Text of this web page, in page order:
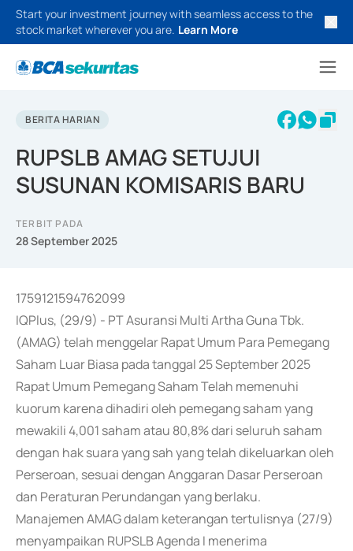
Start your investment journey with seamless access to the
stock market wherever you are. Learn More
BERITA HARIAN
RUPSLB AMAG SETUJUI
SUSUNAN KOMISARIS BARU
TERBIT PADA
28 September 2025
1759121594762099
IQPlus, (29/9) - PT Asuransi Multi Artha Guna Tbk.
(AMAG) telah menggelar Rapat Umum Para Pemegang
Saham Luar Biasa pada tanggal 25 September 2025
Rapat Umum Pemegang Saham Telah memenuhi
kuorum karena dihadiri oleh pemegang saham yang
mewakili 4,001 saham atau 80,8% dari seluruh saham
dengan hak suara yang sah yang telah dikeluarkan oleh
Perseroan, sesuai dengan Anggaran Dasar Perseroan
dan Peraturan Perundangan yang berlaku.
Manajemen AMAG dalam keterangan tertulisnya (27/9)
menyampaikan RUPSLB Agenda I menerima